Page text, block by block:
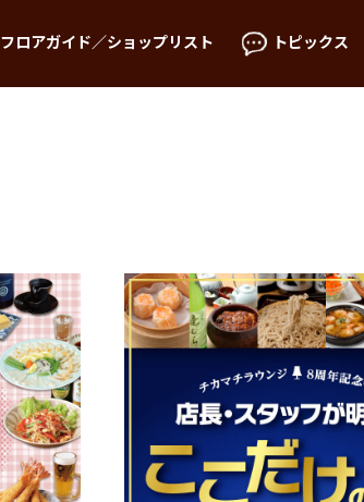
フロアガイド／ショップリスト トピックス